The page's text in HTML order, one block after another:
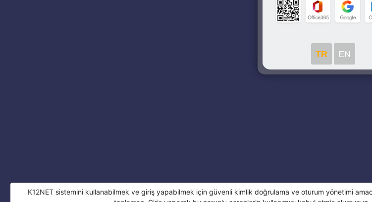
TR EN
K12NET sistemini kullanabilmek ve giriş yapabilmek için güvenli kimlik doğrulama ve oturum yönetimi